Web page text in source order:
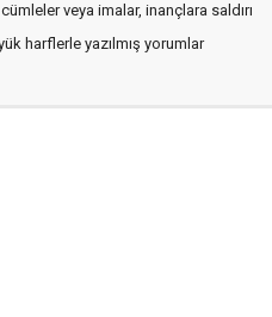
veya imalar, inançlara saldırı
harflerle yazılmış yorumlar